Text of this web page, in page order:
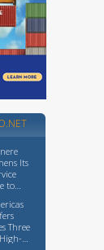
Its
to
Three